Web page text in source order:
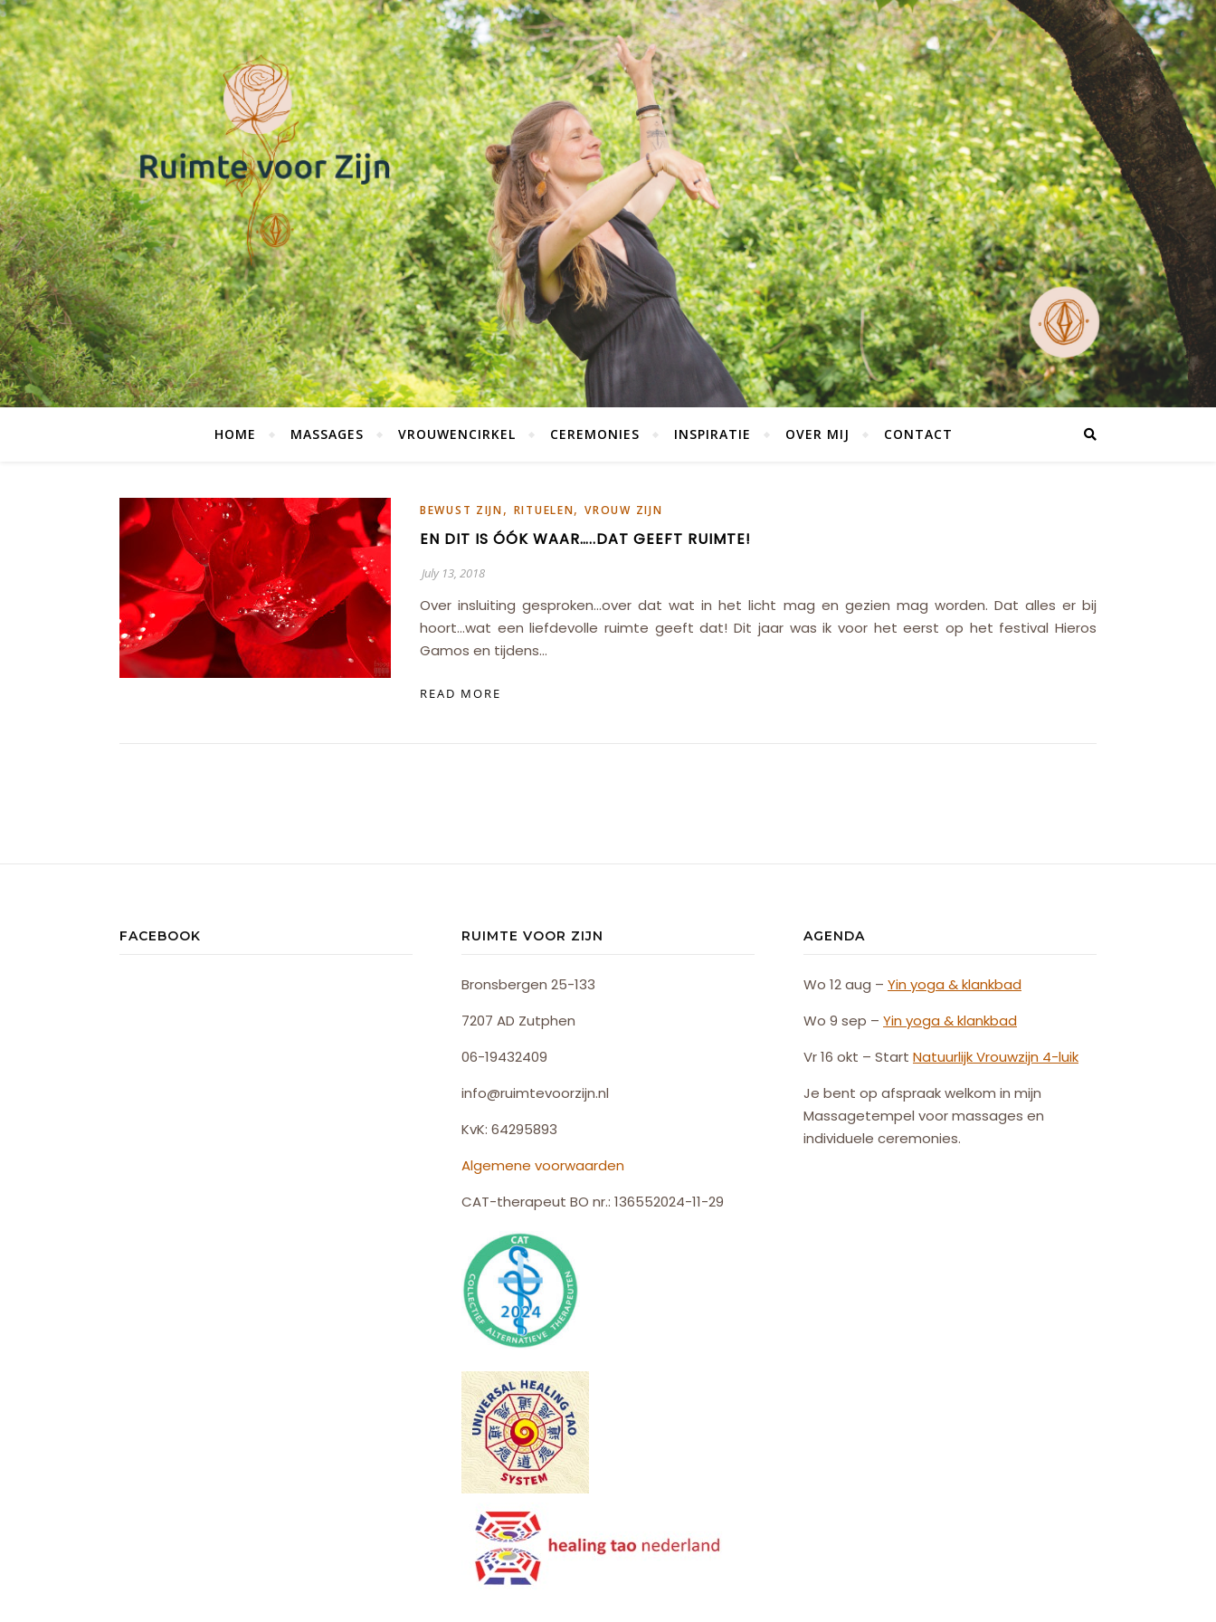
HOME MASSAGES VROUWENCIRKEL CEREMONIES INSPIRATIE OVER MIJ CONTACT
BEWUST ZIJN, RITUELEN,VROUW ZIJN
EN DIT IS ÓÓK WAAR…..DAT GEEFT RUIMTE!
July 13, 2018
Over insluiting gesproken…over dat wat in het licht mag en gezien mag worden. Dat alles er bij
hoort…wat een liefdevolle ruimte geeft dat! Dit jaar was ik voor het eerst op het festival Hieros
Gamos en tijdens…
READ MORE
FACEBOOK RUIMTE VOOR ZIJN
Bronsbergen 25-133
7207 AD Zutphen
06-19432409
info@ruimtevoorzijn.nl
KvK: 64295893
Algemene voorwaarden
CAT-therapeut BO nr.: 136552024-11-29
AGENDA
Wo 12 aug – Yin yoga & klankbad
Wo 9 sep – Yin yoga & klankbad
Vr 16 okt – Start NatuurlijkVrouwzijn 4-luik
Je bent op afspraak welkom in mijn
Massagetempel voor massages en
individuele ceremonies.